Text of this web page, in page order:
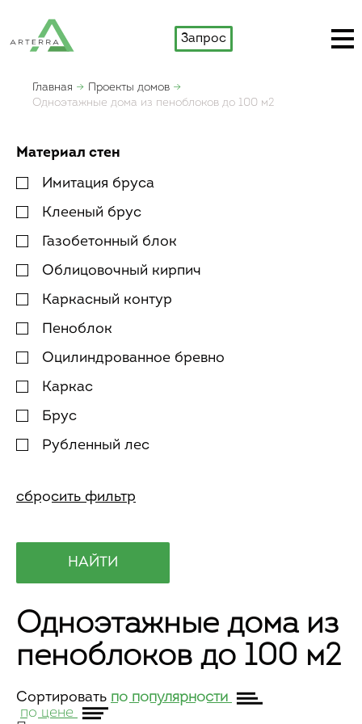
Запрос
Главная
Проекты домов
Одноэтажные дома из пеноблоков до 100 м2
Материал стен
Имитация бруса
Клееный брус
Газобетонный блок
Облицовочный кирпич
Каркасный контур
Пеноблок
Оцилиндрованное бревно
Каркас
Брус
Рубленный лес
Одноэтажные дома из
пеноблоков до 100 м2
Сортировать по популярности
по цене